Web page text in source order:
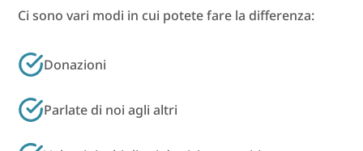
Ci sono vari modi in cui potete fare la differenza:
Donazioni
Parlate di noi agli altri